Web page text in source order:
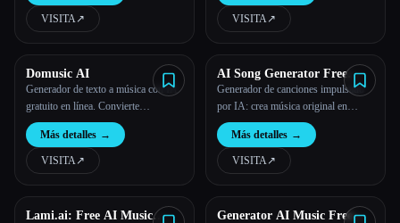
VISITA↗︎ VISITA↗︎
Domusic AI
Generador de texto a música con IA
gratuito en línea. Convierte
fácilmente tu texto o letra en
hermosas canciones con Domusic
AI.
Más detalles →
VISITA↗︎
AI Song Generator Free
Online
Generador de canciones impulsado
por IA: crea música original en
minutos
Más detalles →
VISITA↗︎
Lami.ai: Free AI Music
Generator AI Music Free